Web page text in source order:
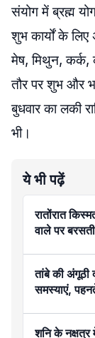
संयोग में ब्रह्म
शुभ कार्यों के
मेष, मिथुन, कर्क,
तौर पर शुभ और
बुधवार का लकी
भी।
ये भी पढ़ें
रातोंरात
वाले पर
तांबे की अंगूठी
समस्याएं,
शनि के